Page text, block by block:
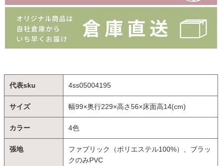
代表sku 4ss05004195
サイズ 幅99×奥行229×高さ56×床面高14(cm)
カラー 4色
張地
ファブリック（ポリエステル100%）、ブラッ
クのみPVC